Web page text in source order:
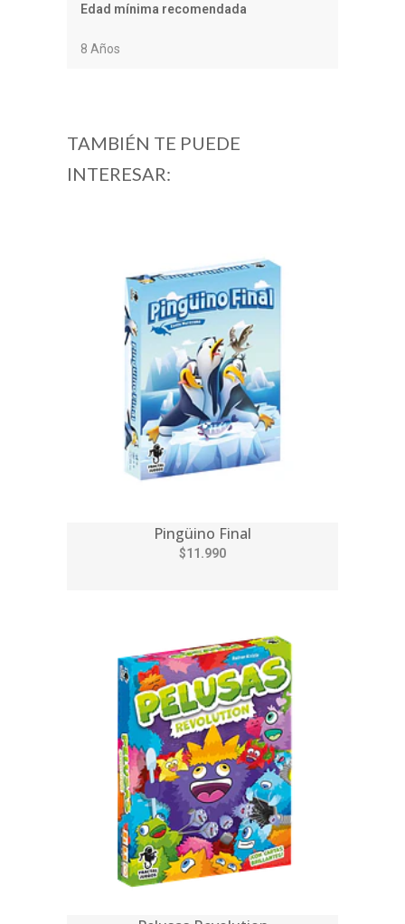
Edad mínima recomendada
8 Años
TAMBIÉN TE PUEDE
INTERESAR:
Pingüino Final
$11.990